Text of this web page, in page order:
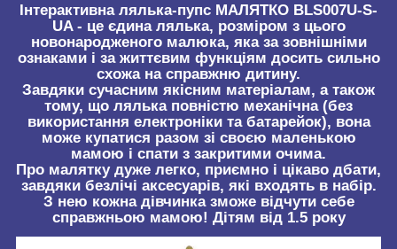
Інтерактивна лялька-пупс МАЛЯТКО BLS007U-S-
UA- це єдина лялька, розміром з цього
новонародженого малюка, яка за зовнішніми
ознаками і за життєвим функціям досить сильно
схожа на справжню дитину.
Завдяки сучасним якісним матеріалам, а також
тому, що лялька повністю механічна (без
використання електроніки та батарейок), вона
може купатися разом зі своєю маленькою
мамою і спати з закритими очима.
Про малятку дуже легко, приємно і цікаво дбати,
завдяки безлічі аксесуарів, які входять в набір.
З нею кожна дівчинка зможе відчути себе
справжньою мамою! Дітям від 1.5 року